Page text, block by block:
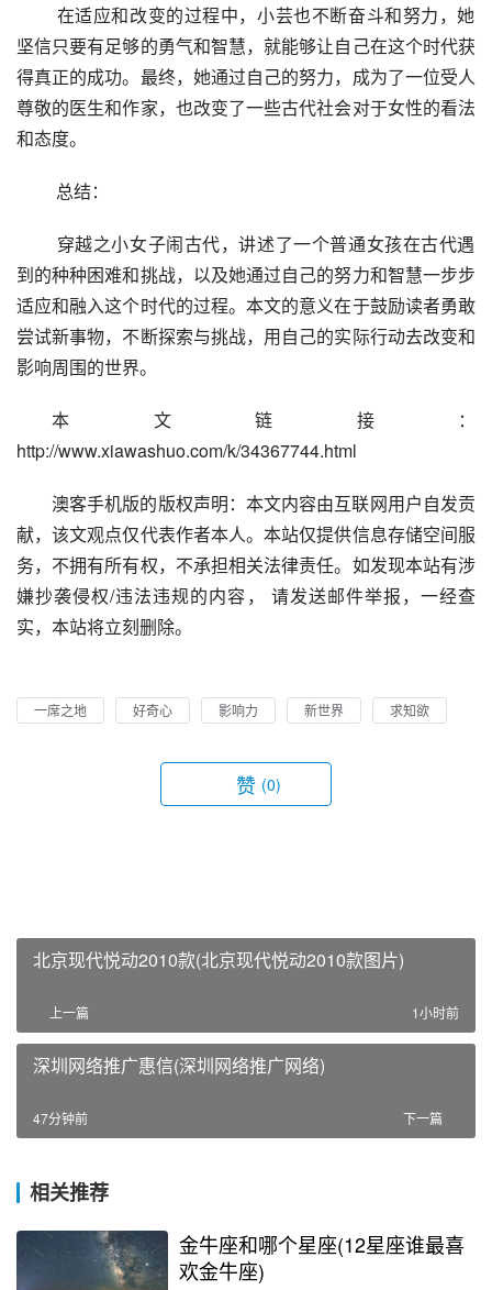
坚信只要有足够的勇气和智慧，就能够让自己在这个时代获
得真正的成功。最终，她通过自己的努力，成为了一位受人
尊敬的医生和作家，也改变了一些古代社会对于女性的看法
和态度。
总结：
到的种种困难和挑战，以及她通过自己的努力和智慧一步步
适应和融入这个时代的过程。本文的意义在于鼓励读者勇敢
尝试新事物，不断探索与挑战，用自己的实际行动去改变和
影响周围的世界。
本文链接：
http://www.xiawashuo.com/k/34367744.html
澳客手机版的版权声明：本文内容由互联网用户自发贡
献，该文观点仅代表作者本人。本站仅提供信息存储空间服
务，不拥有所有权，不承担相关法律责任。如发现本站有涉
嫌抄袭侵权/违法违规的内容， 请发送邮件举报，一经查
实，本站将立刻删除。
一席之地 好奇心 影响力 新世界 求知欲
赞 (0)
北京现代悦动2010款(北京现代悦动2010款图片)
上一篇 1小时前
深圳网络推广惠信(深圳网络推广网络)
下一篇
47分钟前
相关推荐
金牛座和哪个星座(12星座谁最喜
欢金牛座)